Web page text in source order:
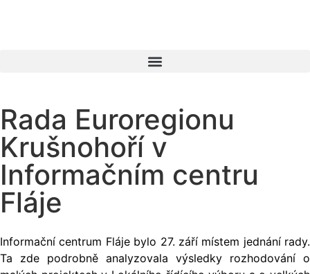
Rada Euroregionu
Krušnohoří v
Informačním centru
Fláje
Informační centrum Fláje bylo 27. září místem jednání rady.
Ta zde podrobně analyzovala výsledky rozhodování o